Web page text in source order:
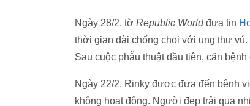
Ngày 28/2, tờ Republic Worldđưa tin
thời gian dài chống chọi với ung thư
Sau cuộc phẫu thuật đầu tiên, căn
Ngày 22/2, Rinky được đưa đến bệnh
không hoạt động. Người đẹp trải qua